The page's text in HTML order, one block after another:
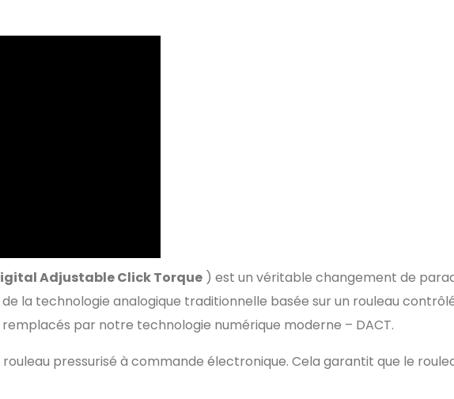
Adjustable Click Torque ) est un véritable changement de
la technologie analogique traditionnelle basée sur un rouleau
par notre technologie numérique moderne – DACT.
pressurisé à commande électronique. Cela garantit que le